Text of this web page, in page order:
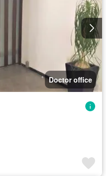
Doctor office